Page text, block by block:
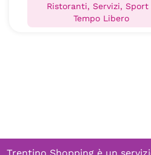
Ristoranti, Servizi, Sport
Tempo Libero